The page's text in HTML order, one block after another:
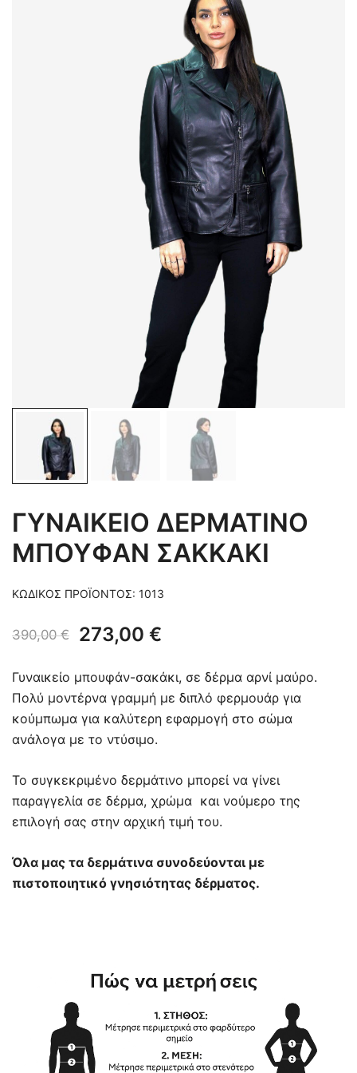
ΓΥΝΑΙΚΕΙΟ ΔΕΡΜΑΤΙΝΟ
ΜΠΟΥΦΑΝ ΣΑΚΚΑΚΙ
ΚΩΔΙΚΌΣ ΠΡΟΪΌΝΤΟΣ: 1013
390,00€
Original
price
was:
390,00 €.
273,00 €
τρέχουσα
τιμή
είναι:
Γυναικείο μπουφάν-σακάκι, σε δέρμα αρνί μαύρο.
Πολύ μοντέρνα γραμμή με διπλό φερμουάρ για
κούμπωμα για καλύτερη εφαρμογή στο σώμα
ανάλογα με το ντύσιμο.
Το συγκεκριμένο δερμάτινο μπορεί να γίνει
παραγγελία σε δέρμα, χρώμα και νούμερο της
επιλογή σας στην αρχική τιμή του.
Όλα μας τα δερμάτινα συνοδεύονται με
πιστοποιητικό γνησιότητας δέρματος.